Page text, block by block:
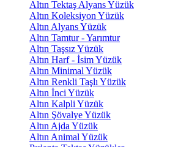
Altın Tektaş Alyans Yüzük
Altın Koleksiyon Yüzük
Altın Alyans Yüzük
Altın Tamtur - Yarımtur
Altın Taşsız Yüzük
Altın Harf - İsim Yüzük
Altın Minimal Yüzük
Altın Renkli Taşlı Yüzük
Altın İnci Yüzük
Altın Kalpli Yüzük
Altın Şövalye Yüzük
Altın Ajda Yüzük
Altın Animal Yüzük